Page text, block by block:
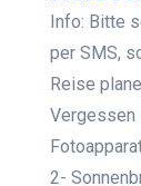
Info: Bitte
per SMS,
Reise
Vergessen
2-